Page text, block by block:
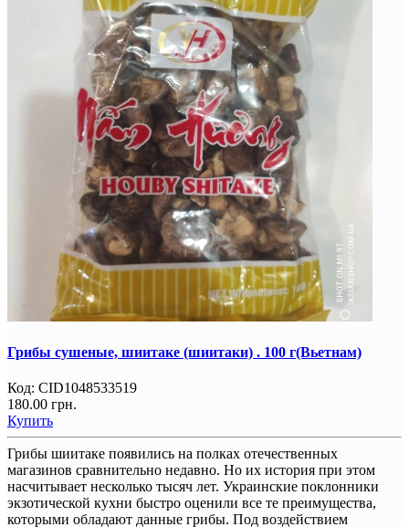
Грибы сушеные, шиитаке (шиитаки) . 100 г(Вьетнам)
Код: CID1048533519
180.00 грн.
Купить
Грибы шиитаке появились на полках отечественных
магазинов сравнительно недавно. Но их история при этом
насчитывает несколько тысяч лет. Украинские поклонники
экзотической кухни быстро оценили все те преимущества,
которыми обладают данные грибы. Под воздействием